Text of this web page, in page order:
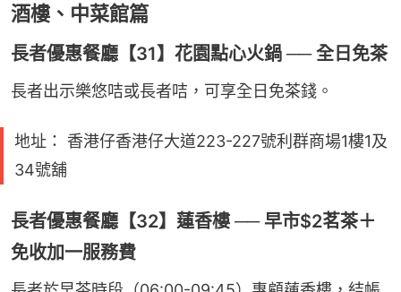
酒樓、中菜館篇
長者優惠餐廳【31】花園點心火鍋 ── 全日免茶
長者出示樂悠咭或長者咭，可享全日免茶錢。
地址： 香港仔香港仔大道223-227號利群商場1樓1及
34號舖
長者優惠餐廳【32】蓮香樓 ── 早市$2茗茶＋
免收加一服務費